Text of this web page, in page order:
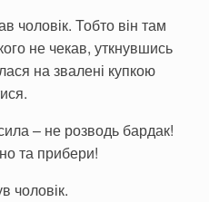
Тобто він там
не чекав, уткнувшись
на звалені купкою
– не розводь бардак!
та прибери!
чоловік.